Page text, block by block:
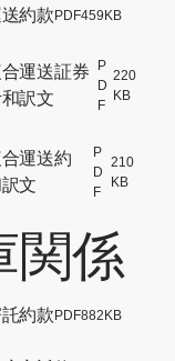
ァイルが開きます]
約款 PDF459KB[別ウ
運送証券
訳文
P
D
F
220
KB
運送約
文
P
D
F
210
KB
関係
約款PDF882KB[別ウ